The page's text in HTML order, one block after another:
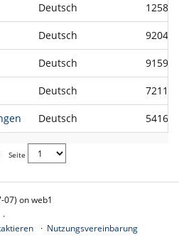
Deutsch 125897
Deutsch 92045
Deutsch 91598
Deutsch 72111
Deutsch 54168
Seite
07) on web1
Nutzungsvereinbarung